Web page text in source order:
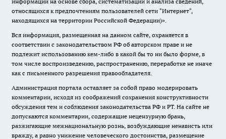
относящихся к предпочтениям пользователей сети "Интернет",
находящихся на территории Российской Федерации)».
Вся информация, размещенная на данном сайте, охраняется в
соответствии с законодательством РФ об авторском праве и не
подлежит использованию кем-либо в какой бы то ни было форме, в
том числе воспроизведению, распространению, переработке не иначе
как с письменного разрешения правообладателя.
Администрация портала оставляет за собой право модерировать
комментарии, исходя из соображений сохранения конструктивности
обсуждения тем и соблюдения законодательства РФ и РТ. На сайте не
допускаются комментарии, содержащие нецензурную брань,
разжигающие межнациональную рознь, возбуждающие ненависть или
вражду, а равно унижение человеческого достоинства, размещение